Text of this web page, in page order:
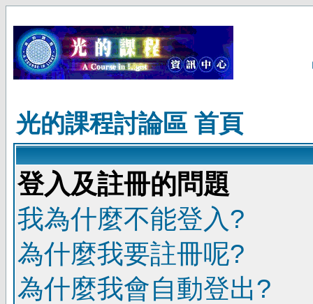
光的課程討論區 首頁
登入及註冊的問題
我為什麼不能登入?
為什麼我要註冊呢?
為什麼我會自動登出?